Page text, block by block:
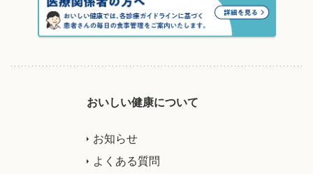
おいしい健康について
お知らせ
よくある質問